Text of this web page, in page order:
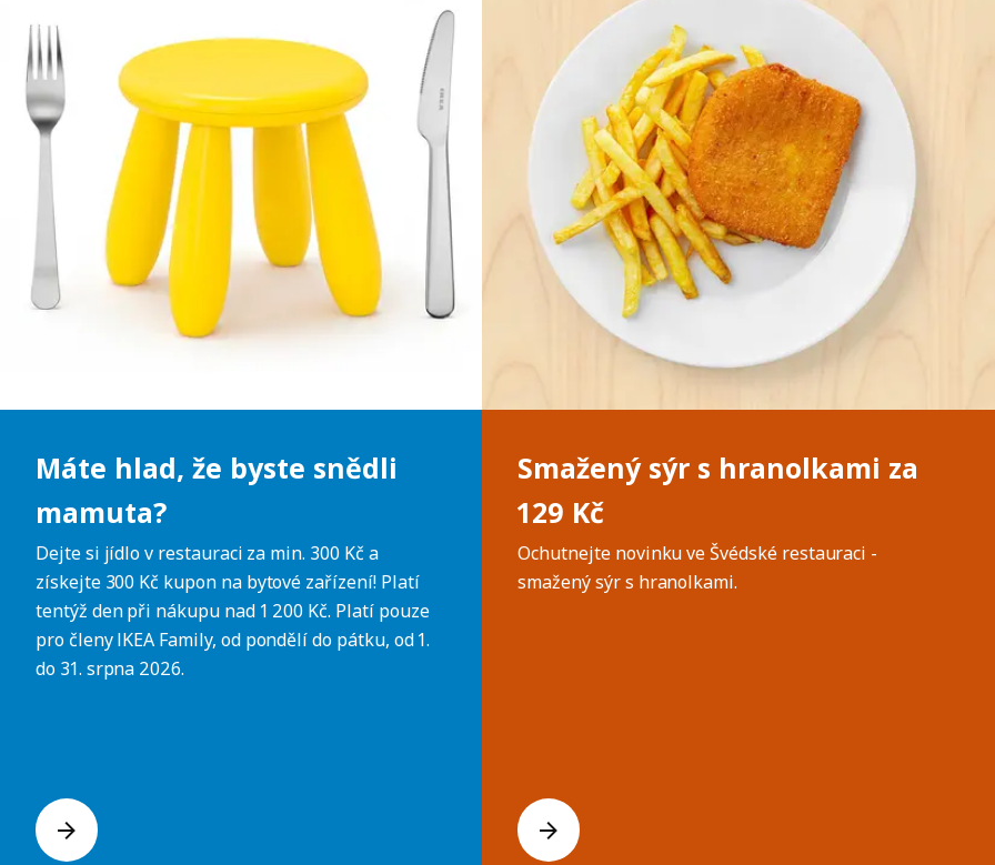
Máte hlad, že byste snědli
mamuta?
Dejte si jídlo v restauraci za min. 300 Kč a
získejte 300 Kč kupon na bytové zařízení! Platí
tentýž den při nákupu nad 1 200 Kč. Platí pouze
pro členy IKEA Family, od pondělí do pátku, od 1.
do 31. srpna 2026.
Smažený sýr s hranolkami za
129 Kč
Ochutnejte novinku ve Švédské restauraci -
smažený sýr s hranolkami.